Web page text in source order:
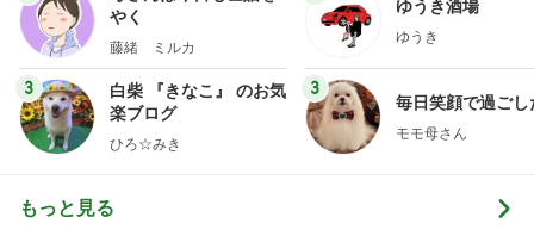
やく
藤緒 ミルカ
3
白柴 『きなこ』 のお気
楽ブログ
ひろ☆みき
ゆうき酒場
ゆうき
3
毎日笑顔で過ごし
モモ母さん
もっと見る